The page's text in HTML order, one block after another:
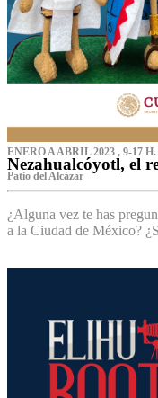
ENERO A ABRIL 2023 , 9-17 H.
Nezahualcóyotl, el
Patio del Alcázar
¿Alguna vez te has
a la Ciudad de México?